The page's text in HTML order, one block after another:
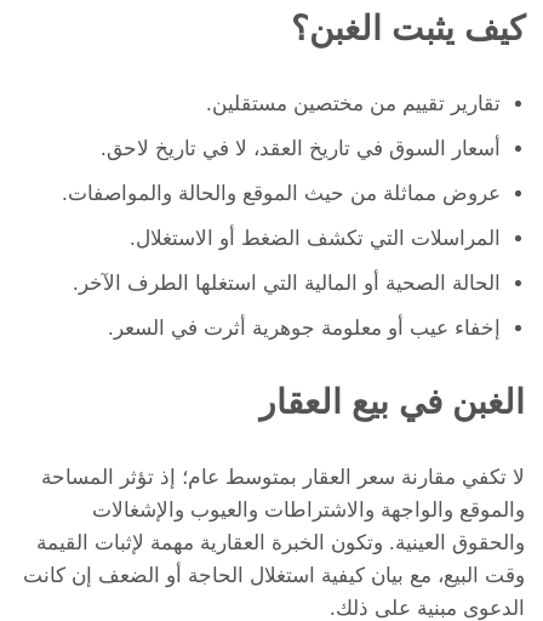
كيف يثبت الغبن؟
تقارير تقييم من مختصين مستقلين.
أسعار السوق في تاريخ العقد، لا في تاريخ لاحق.
عروض مماثلة من حيث الموقع والحالة والمواصفات.
المراسلات التي تكشف الضغط أو الاستغلال.
الحالة الصحية أو المالية التي استغلها الطرف الآخر.
إخفاء عيب أو معلومة جوهرية أثرت في السعر.
الغبن في بيع العقار
لا تكفي مقارنة سعر العقار بمتوسط عام؛ إذ تؤثر المساحة
والموقع والواجهة والاشتراطات والعيوب والإشغالات
والحقوق العينية. وتكون الخبرة العقارية مهمة لإثبات القيمة
وقت البيع، مع بيان كيفية استغلال الحاجة أو الضعف إن كانت
الدعوى مبنية على ذلك.